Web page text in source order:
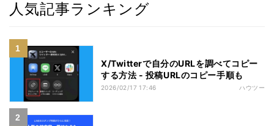
人気記事ランキング
X/Twitterで自分のURLを調べてコピー
する方法 - 投稿URLのコピー手順も
2026/02/17 17:46 ハウツー